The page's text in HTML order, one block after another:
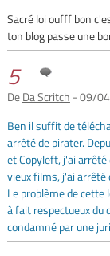
Sacré loi oufff bon
ton blog passe une
5
DeDa Scritch - 09/
Ben il suffit de
arrêté de pirater.
et Copyleft, j'ai arrêté
vieux films, j'ai arrêté
Le problème de
à fait respectueux du
condamné par une